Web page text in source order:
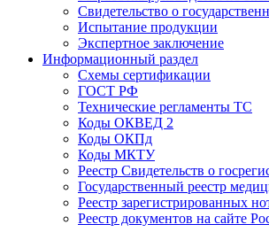
Свидетельство о
Испытание продукции
Экспертное заключение
Информационный раздел
Схемы сертификации
ГОСТ РФ
Технические регламенты ТС
Коды ОКВЕД 2
Коды ОКПд
Коды МКТУ
Реестр Свидетельств о
Государственный реестр
Реестр зарегистрированных
Реестр документов на сайте